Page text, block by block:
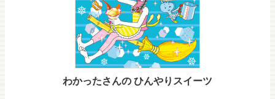
わかったさんの ひんやりスイーツ